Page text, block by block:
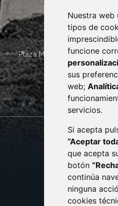
Nuestra web
tipos de
funcione
sus
web;
servicios.
Si acepta
“Aceptar
que acepta
botón
continúa
ninguna
cookies
Plaza Mayor 4 22400
· (34) 974
CONTACTO
AVISO
POLÍTICA